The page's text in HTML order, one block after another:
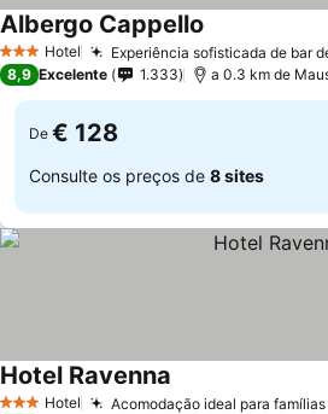
3 EstrelasHotel Experiência sofisticada de bar
Albergo Cappello
8,9 Excelente 1.333 a 0.3 km de
De € 128
Consulte os preços de 8 sites
3 EstrelasHotel Acomodação ideal para famílias
Hotel Ravenna